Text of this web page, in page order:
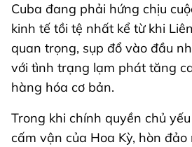
Cuba đang phải hứng chịu
kinh tế tồi tệ nhất kể từ khi
quan trọng, sụp đổ vào đầu
với tình trạng lạm phát tăng
hàng hóa cơ bản.
Trong khi chính quyền chủ
cấm vận của Hoa Kỳ, hòn